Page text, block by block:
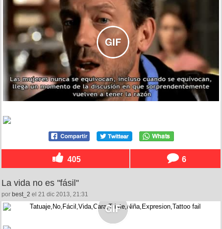
405 6
La vida no es ''fásil''
por best_2 el 21 dic 2013, 21:31